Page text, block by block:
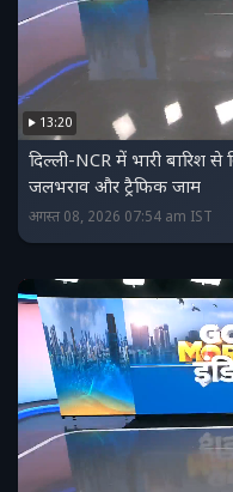
13:20
दिल्ली-NCR में भारी बारिश
जलभराव और ट्रैफिक जाम
अगस्त 08, 2026 07:54 am IST